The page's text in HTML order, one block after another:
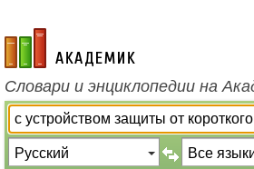
academic.ru
Словари и энциклопедии на